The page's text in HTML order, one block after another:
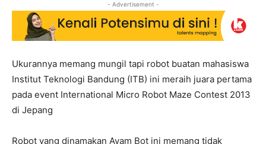
- Advertisement -
Ukurannya memang mungil tapi robot buatan mahasiswa
Institut Teknologi Bandung (ITB) ini meraih juara pertama
pada event International Micro Robot Maze Contest 2013
di Jepang
Robot yang dinamakan Ayam Bot ini memang tidak